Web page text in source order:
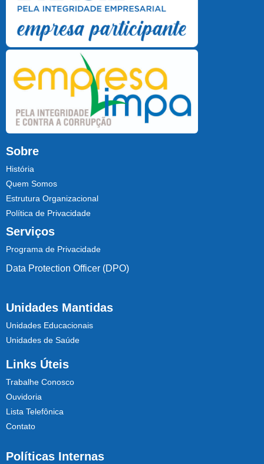
Sobre
História
Quem Somos
Estrutura Organizacional
Política de Privacidade
Serviços
Programa de Privacidade
Data Protection Officer (DPO)
Unidades Mantidas
Unidades Educacionais
Unidades de Saúde
Links Úteis
Trabalhe Conosco
Ouvidoria
Lista Telefônica
Contato
Políticas Internas